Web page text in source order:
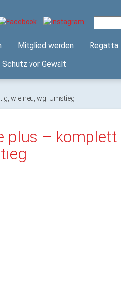
nach:
Mitglied werden Regatta
Schutz vor Gewalt
wie neu, wg. Umstieg
plus – komplett